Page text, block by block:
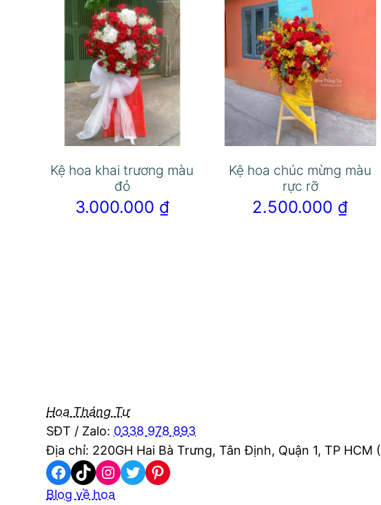
Kệ hoa khai trương màu
đỏ
3.000.000 ₫
Kệ hoa chúc mừng màu
rực rỡ
2.500.000 ₫
Hoa Tháng Tư
SĐT / Zalo: 0338 978 893
Địa chỉ: 220GH Hai Bà Trưng, Tân Định, Quận 1, TP HCM (
Facebook
TikTokInstagram
TwitterPinterest
Blog về hoa